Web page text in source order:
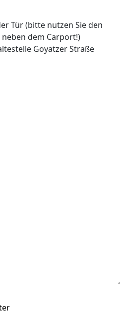
Tür (bitte nutzen Sie den
dem Carport!)
Goyatzer Straße